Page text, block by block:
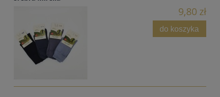
9,80 zł
do koszyka